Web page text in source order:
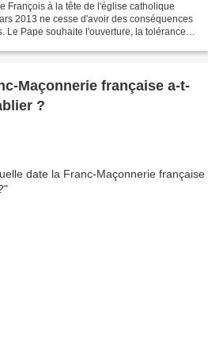
François à la tête de l'église catholique
2013 ne cesse d'avoir des conséquences
Le Pape souhaite l'ouverture, la tolérance
Maçonnerie française a-t-
?